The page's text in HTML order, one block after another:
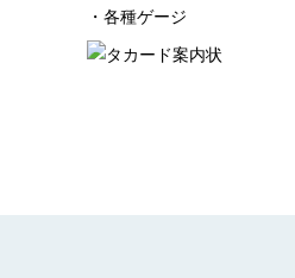
・各種ゲージ